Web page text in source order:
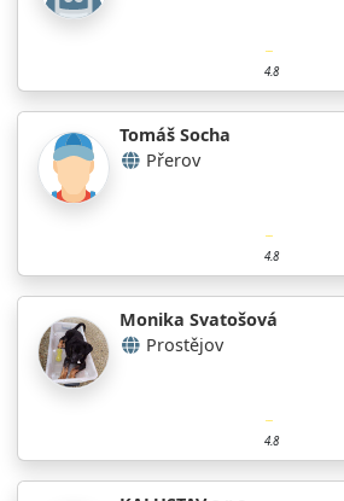
4.8
Tomáš Socha
Přerov
4.8
Monika Svatošová
Prostějov
4.8